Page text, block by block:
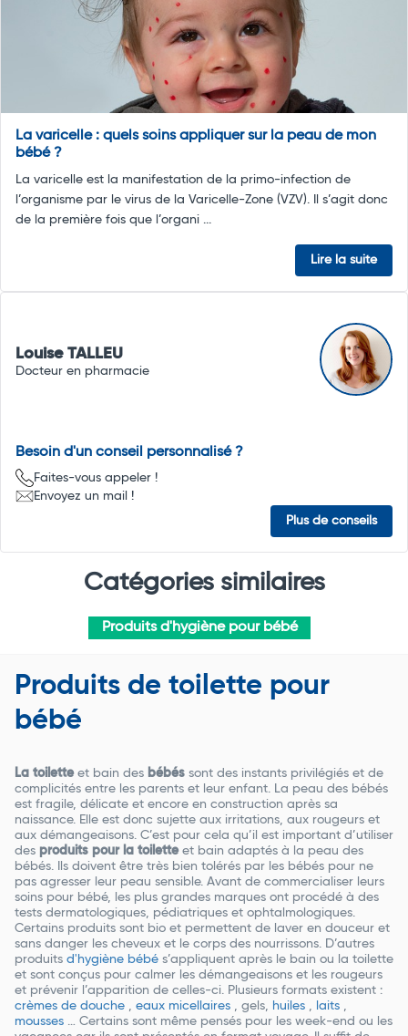
La varicelle : quels soins appliquer sur la peau de mon
bébé ?
La varicelle est la manifestation de la primo-infection de
l’organisme par le virus de la Varicelle-Zone (VZV). Il s’agit donc
de la première fois que l’organi ...
Lire la suite
Louise TALLEU
Docteur en pharmacie
Besoin d'un conseil personnalisé ?
Faites-vous appeler !
Envoyez un mail !
Plus de conseils
Catégories similaires
Produits d'hygiène pour bébé
Produits de toilette pour
bébé
La toiletteet bain des bébés sont des instants privilégiés et de
complicités entre les parents et leur enfant. La peau des bébés
est fragile, délicate et encore en construction après sa
naissance. Elle est donc sujette aux irritations, aux rougeurs et
aux démangeaisons. C’est pour cela qu’il est important d’utiliser
des produits pour la toiletteet bain adaptés à la peau des
bébés. Ils doivent être très bien tolérés par les bébés pour ne
pas agresser leur peau sensible. Avant de commercialiser leurs
soins pour bébé, les plus grandes marques ont procédé à des
tests dermatologiques, pédiatriques et ophtalmologiques.
Certains produits sont bio et permettent de laver en douceur et
sans danger les cheveux et le corps des nourrissons. D’autres
produits d'hygiène bébé s’appliquent après le bain ou la toilette
et sont conçus pour calmer les démangeaisons et les rougeurs
et prévenir l’apparition de celles-ci. Plusieurs formats existent :
crèmes de douche , eaux micellaires , gels, huiles , laits ,
mousses … Certains sont même pensés pour les week-end ou les